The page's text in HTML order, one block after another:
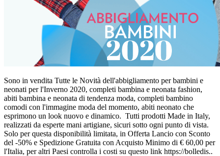
Sono in vendita Tutte le Novità dell'abbigliamento per bambini e
neonati per l'Inverno 2020, completi bambina e neonata fashion,
abiti bambina e neonata di tendenza moda, completi bambino
comodi con l'immagine moda del momento, abiti neonato che
esprimono un look nuovo e dinamico. Tutti prodotti Made in Italy,
realizzati da esperte mani artigiane, sicuri sotto ogni punto di vista.
Solo per questa disponibilità limitata, in Offerta Lancio con Sconto
del -50% e Spedizione Gratuita con Acquisto Minimo di € 60,00 per
l'Italia, per altri Paesi controlla i costi su questo link https://bolledis..